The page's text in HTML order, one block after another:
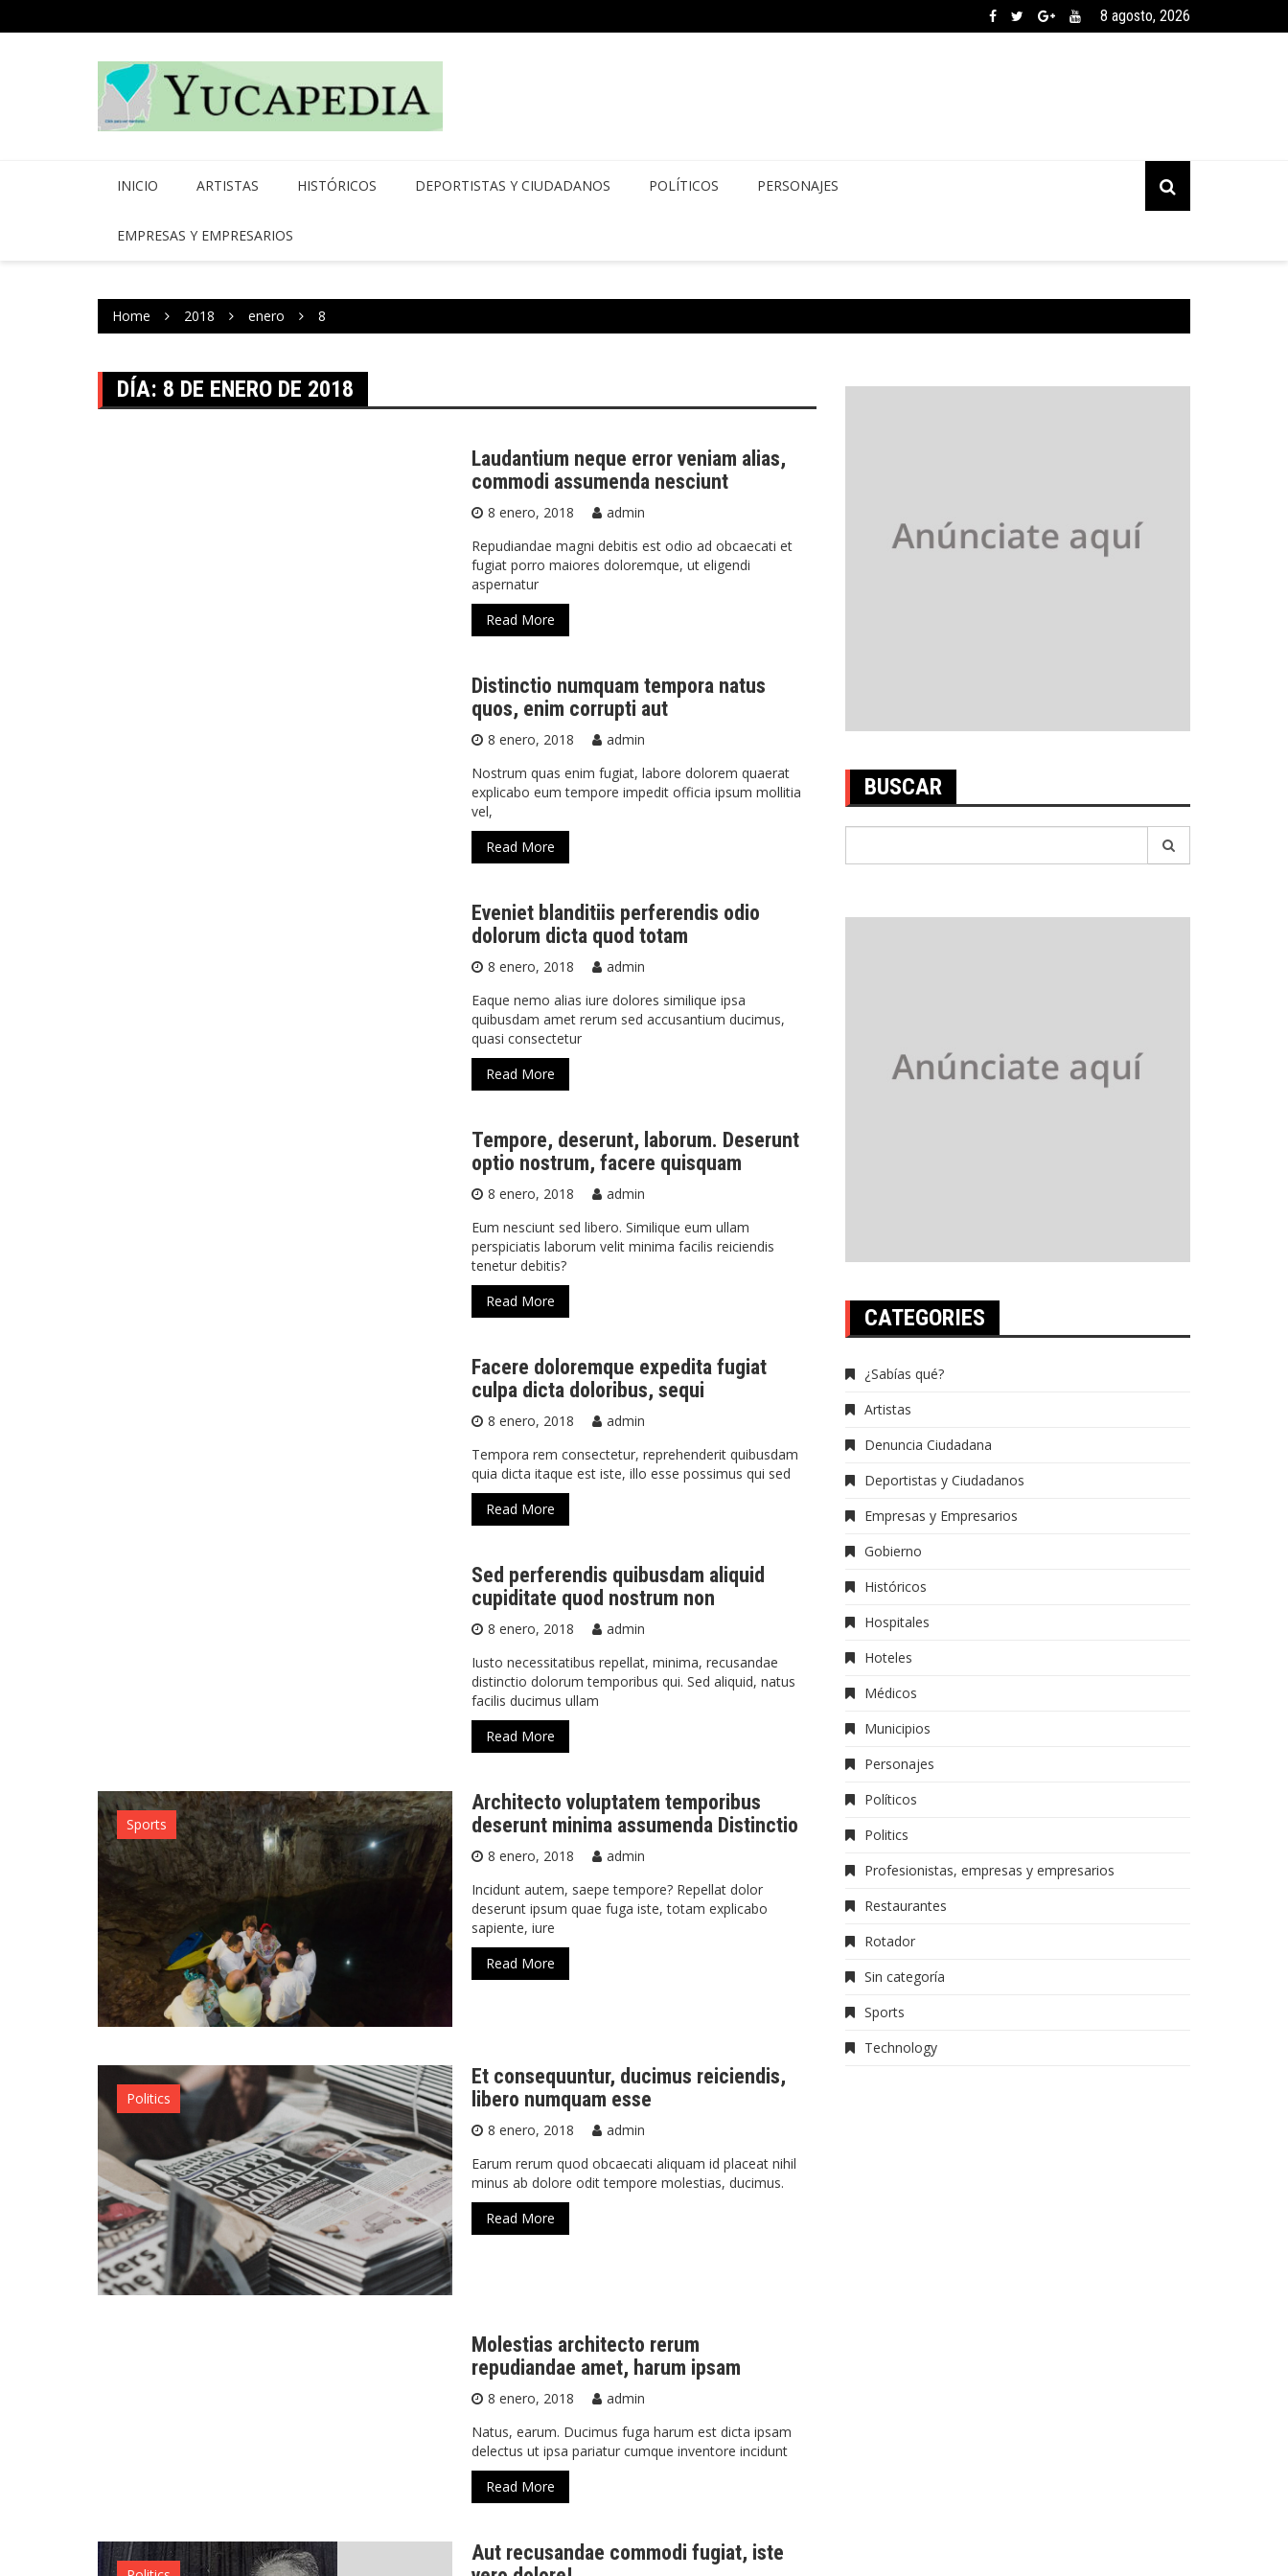
8 agosto, 2026
INICIO ARTISTAS HISTÓRICOS DEPORTISTAS Y CIUDADANOS POLÍTICOS PERSONAJES
EMPRESAS Y EMPRESARIOS
Home 2018 enero 8
DÍA: 8 DE ENERO DE 2018
Laudantium neque error veniam alias,
commodi assumenda nesciunt
8 enero, 2018
admin
Repudiandae magni debitis est odio ad obcaecati et
fugiat porro maiores doloremque, ut eligendi
aspernatur
Read More
Distinctio numquam tempora natus
quos, enim corrupti aut
8 enero, 2018
admin
Nostrum quas enim fugiat, labore dolorem quaerat
explicabo eum tempore impedit officia ipsum mollitia
vel,
Read More
Eveniet blanditiis perferendis odio
dolorum dicta quod totam
8 enero, 2018
admin
Eaque nemo alias iure dolores similique ipsa
quibusdam amet rerum sed accusantium ducimus,
quasi consectetur
Read More
Tempore, deserunt, laborum. Deserunt
optio nostrum, facere quisquam
8 enero, 2018
admin
Eum nesciunt sed libero. Similique eum ullam
perspiciatis laborum velit minima facilis reiciendis
tenetur debitis?
Read More
Facere doloremque expedita fugiat
culpa dicta doloribus, sequi
8 enero, 2018
admin
Tempora rem consectetur, reprehenderit quibusdam
quia dicta itaque est iste, illo esse possimus qui sed
Read More
Sed perferendis quibusdam aliquid
cupiditate quod nostrum non
8 enero, 2018
admin
Iusto necessitatibus repellat, minima, recusandae
distinctio dolorum temporibus qui. Sed aliquid, natus
facilis ducimus ullam
Read More
Sports
Architecto voluptatem temporibus
deserunt minima assumenda Distinctio
8 enero, 2018
admin
Incidunt autem, saepe tempore? Repellat dolor
deserunt ipsum quae fuga iste, totam explicabo
sapiente, iure
Read More
Politics
Et consequuntur, ducimus reiciendis,
libero numquam esse
8 enero, 2018
admin
Earum rerum quod obcaecati aliquam id placeat nihil
minus ab dolore odit tempore molestias, ducimus.
Read More
Molestias architecto rerum
repudiandae amet, harum ipsam
8 enero, 2018
admin
Natus, earum. Ducimus fuga harum est dicta ipsam
delectus ut ipsa pariatur cumque inventore incidunt
Read More
Aut recusandae commodi fugiat, iste
BUSCAR
CATEGORIES
¿Sabías qué?
Artistas
Denuncia Ciudadana
Deportistas y Ciudadanos
Empresas y Empresarios
Gobierno
Históricos
Hospitales
Hoteles
Médicos
Municipios
Personajes
Políticos
Politics
Profesionistas, empresas y empresarios
Restaurantes
Rotador
Sin categoría
Sports
Technology